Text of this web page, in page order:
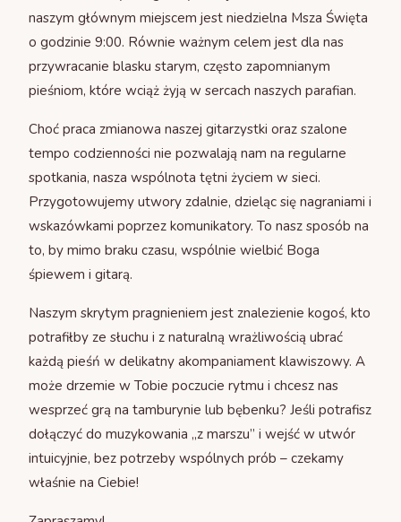
naszym głównym miejscem jest niedzielna Msza Święta
o godzinie 9:00. Równie ważnym celem jest dla nas
przywracanie blasku starym, często zapomnianym
pieśniom, które wciąż żyją w sercach naszych parafian.
Choć praca zmianowa naszej gitarzystki oraz szalone
tempo codzienności nie pozwalają nam na regularne
spotkania, nasza wspólnota tętni życiem w sieci.
Przygotowujemy utwory zdalnie, dzieląc się nagraniami i
wskazówkami poprzez komunikatory. To nasz sposób na
to, by mimo braku czasu, wspólnie wielbić Boga
śpiewem i gitarą.
Naszym skrytym pragnieniem jest znalezienie kogoś, kto
potrafiłby ze słuchu i z naturalną wrażliwością ubrać
każdą pieśń w delikatny akompaniament klawiszowy. A
może drzemie w Tobie poczucie rytmu i chcesz nas
wesprzeć grą na tamburynie lub bębenku? Jeśli potrafisz
dołączyć do muzykowania „z marszu” i wejść w utwór
intuicyjnie, bez potrzeby wspólnych prób – czekamy
właśnie na Ciebie!